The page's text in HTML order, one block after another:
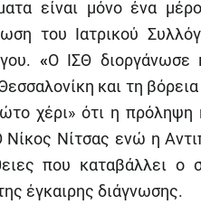
είναι μόνο ένα
του Ιατρικού
«Ο ΙΣΘ διοργάνωσε
και τη
χέρι» ότι η πρόληψη
Νίτσας ενώ η
που καταβάλλει ο
έγκαιρης διάγνωσης.